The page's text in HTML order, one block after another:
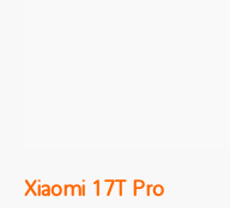
Xiaomi 17T Pro